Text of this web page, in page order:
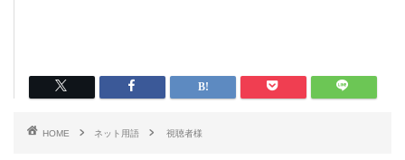
HOME ネット用語 視聴者様